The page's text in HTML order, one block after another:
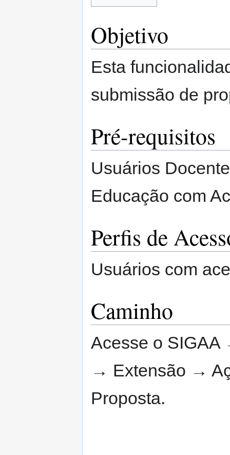
Objetivo
Esta
submissão de
Pré-requisitos
Usuários
Educação com
Perfis de
Usuários com
Caminho
Acesse o
→ Extensão →
Proposta.